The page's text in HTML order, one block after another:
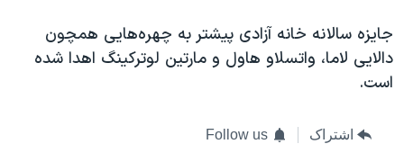
جایزه سالانه خانه آزادی پیشتر به چهره‌هایی همچون
دالایی لاما، واتسلاو هاول و مارتین لوترکینگ اهدا شده
است.
اشتراک Follow us